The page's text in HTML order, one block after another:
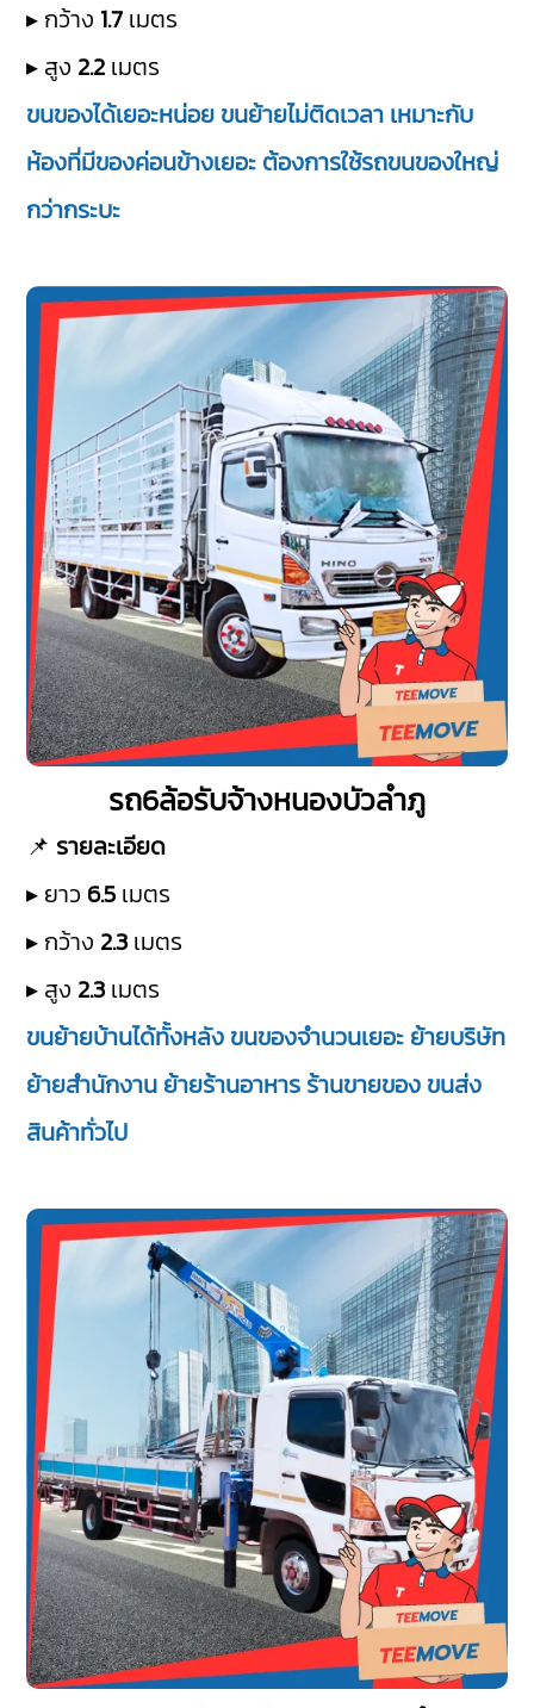
▸ กว้าง 1.7 เมตร
▸ สูง 2.2 เมตร
ขนของได้เยอะหน่อย ขนย้ายไม่ติดเวลา เหมาะกับ
ห้องที่มีของค่อนข้างเยอะ ต้องการใช้รถขนของใหญ่
กว่ากระบะ
รถ6ล้อรับจ้างหนองบัวลำภู
📌 รายละเอียด
▸ ยาว 6.5 เมตร
▸ กว้าง 2.3 เมตร
▸ สูง 2.3 เมตร
ขนย้ายบ้านได้ทั้งหลัง ขนของจำนวนเยอะ ย้ายบริษัท
ย้ายสำนักงาน ย้ายร้านอาหาร ร้านขายของ ขนส่ง
สินค้าทั่วไป